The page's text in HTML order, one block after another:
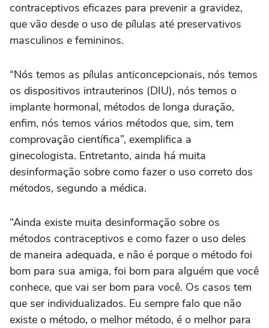
contraceptivos eficazes para prevenir a gravidez,
que vão desde o uso de pílulas até preservativos
masculinos e femininos.
“Nós temos as pílulas anticoncepcionais, nós temos
os dispositivos intrauterinos (DIU), nós temos o
implante hormonal, métodos de longa duração,
enfim, nós temos vários métodos que, sim, tem
comprovação científica”, exemplifica a
ginecologista. Entretanto, ainda há muita
desinformação sobre como fazer o uso correto dos
métodos, segundo a médica.
“Ainda existe muita desinformação sobre os
métodos contraceptivos e como fazer o uso deles
de maneira adequada, e não é porque o método foi
bom para sua amiga, foi bom para alguém que você
conhece, que vai ser bom para você. Os casos tem
que ser individualizados. Eu sempre falo que não
existe o método, o melhor método, é o melhor para